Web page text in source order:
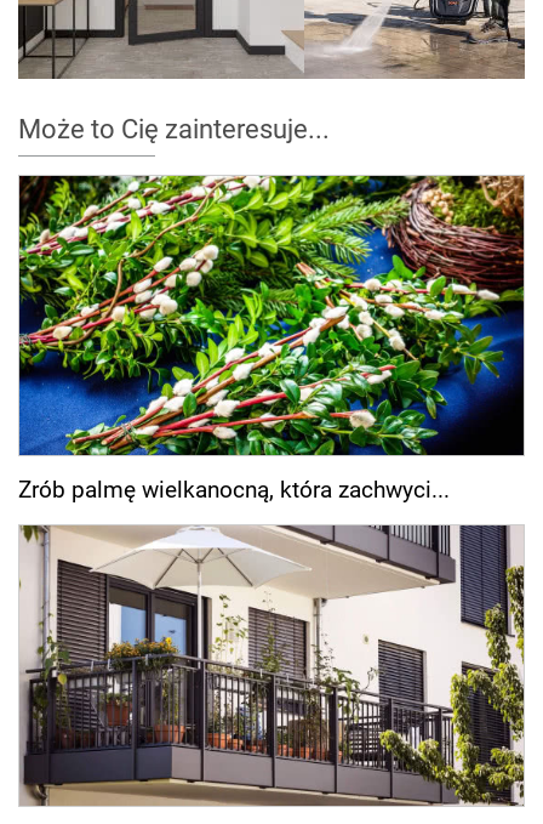
Może to Cię zainteresuje...
Zrób palmę wielkanocną, która zachwyci...